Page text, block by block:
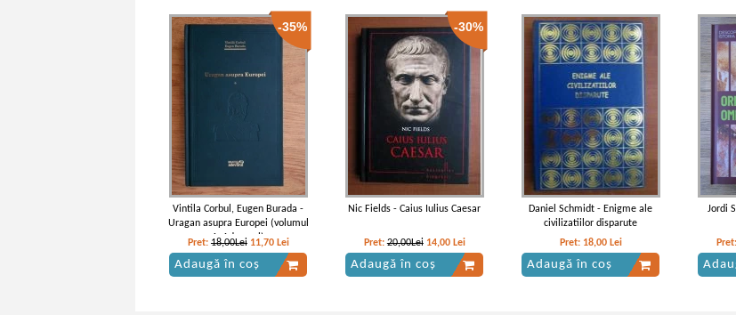
-35%
Vintila Corbul, Eugen Burada -
Uragan asupra Europei (volumul
1, Adevarul)
Pret: 18,00Lei 11,70 Lei
Adaugă în coș
-30%
Nic Fields - Caius Iulius Caesar
Pret:20,00Lei 14,00 Lei
Adaugă în coș
Daniel Schmidt - Enigme ale
civilizatiilor disparute
Pret: 18,00 Lei
Adaugă în coș
Jordi